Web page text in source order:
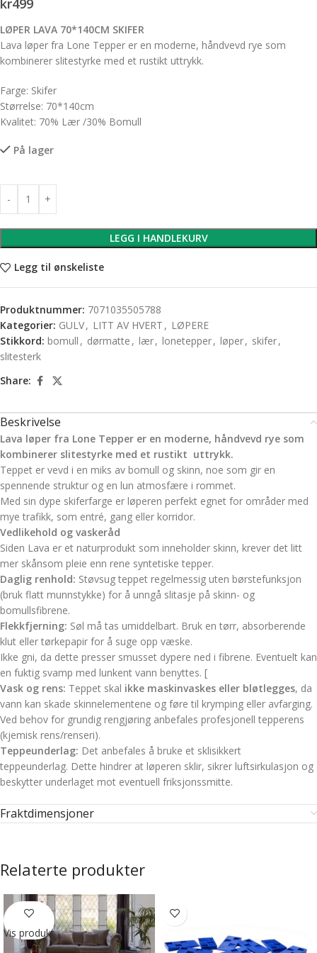
LØPER LAVA 70*140CM SKIFER
Lava løper fra Lone Tepper er en moderne, håndvevd rye som
kombinerer slitestyrke med et rustikt uttrykk.
Farge: Skifer
Størrelse: 70*140cm
Kvalitet: 70% Lær /30% Bomull
På lager
LEGG I HANDLEKURV
Legg til ønskeliste
Produktnummer: 7071035505788
Kategorier: GULV, LITT AV HVERT , LØPERE
Stikkord: bomull , dørmatte , lær, lonetepper, løper, skifer,
slitesterk
Share:
Beskrivelse
Lava løper fra Lone Tepper er en moderne, håndvevd rye som
kombinerer slitestyrke med et rustikt uttrykk.
Teppet er vevd i en miks av bomull og skinn, noe som gir en
spennende struktur og en lun atmosfære i rommet.
Med sin dype skiferfarge er løperen perfekt egnet for områder med
mye trafikk, som entré, gang eller korridor.
Vedlikehold og vaskeråd
Siden Lava er et naturprodukt som inneholder skinn, krever det litt
mer skånsom pleie enn rene syntetiske tepper.
Daglig renhold: Støvsug teppet regelmessig uten børstefunksjon
(bruk flatt munnstykke) for å unngå slitasje på skinn- og
bomullsfibrene.
Flekkfjerning: Søl må tas umiddelbart. Bruk en tørr, absorberende
klut eller tørkepapir for å suge opp væske.
Ikke gni, da dette presser smusset dypere ned i fibrene. Eventuelt kan
en fuktig svamp med lunkent vann benyttes. [
Vask og rens: Teppet skal ikke maskinvaskes eller bløtlegges, da
vann kan skade skinnelementene og føre til krymping eller avfarging.
Ved behov for grundig rengjøring anbefales profesjonell tepperens
(kjemisk rens/renseri).
Teppeunderlag: Det anbefales å bruke et sklisikkert
teppeunderlag. Dette hindrer at løperen sklir, sikrer luftsirkulasjon og
beskytter underlaget mot eventuell friksjonssmitte.
Fraktdimensjoner
Relaterte produkter
Vis produkt